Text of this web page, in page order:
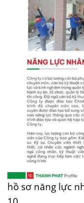
hồ sơ năng lực